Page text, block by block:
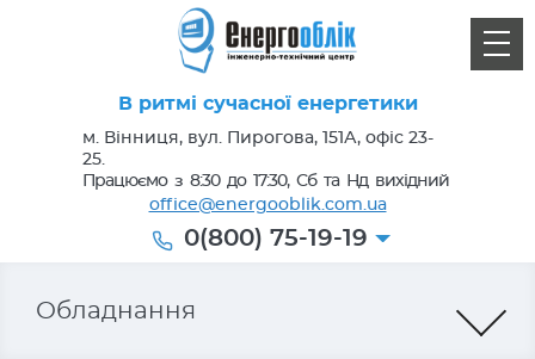
В ритмі сучасної енергетики
м. Вінниця, вул. Пирогова, 151А, офіс 23-
25.
Працюємо з 8:30 до 17:30, Сб та Нд вихідний
office@energooblik.com.ua
0(800) 75-19-19
Обладнання